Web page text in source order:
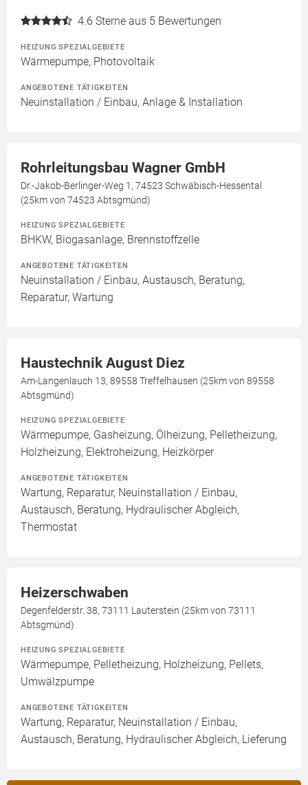
4.6 Sterne aus 5 Bewertungen
HEIZUNG SPEZIALGEBIETE
Wärmepumpe, Photovoltaik
ANGEBOTENE TÄTIGKEITEN
Neuinstallation / Einbau, Anlage & Installation
Rohrleitungsbau Wagner GmbH
Dr.-Jakob-Berlinger-Weg 1, 74523 Schwäbisch-Hessental
(25km von 74523 Abtsgmünd)
HEIZUNG SPEZIALGEBIETE
BHKW, Biogasanlage, Brennstoffzelle
ANGEBOTENE TÄTIGKEITEN
Neuinstallation / Einbau, Austausch, Beratung,
Reparatur, Wartung
Haustechnik August Diez
Am-Langenlauch 13, 89558 Treffelhausen (25km von 89558
Abtsgmünd)
HEIZUNG SPEZIALGEBIETE
Wärmepumpe, Gasheizung, Ölheizung, Pelletheizung,
Holzheizung, Elektroheizung, Heizkörper
ANGEBOTENE TÄTIGKEITEN
Wartung, Reparatur, Neuinstallation / Einbau,
Austausch, Beratung, Hydraulischer Abgleich,
Thermostat
Heizerschwaben
Degenfelderstr. 38, 73111 Lauterstein (25km von 73111
Abtsgmünd)
HEIZUNG SPEZIALGEBIETE
Wärmepumpe, Pelletheizung, Holzheizung, Pellets,
Umwälzpumpe
ANGEBOTENE TÄTIGKEITEN
Wartung, Reparatur, Neuinstallation / Einbau,
Austausch, Beratung, Hydraulischer Abgleich, Lieferung